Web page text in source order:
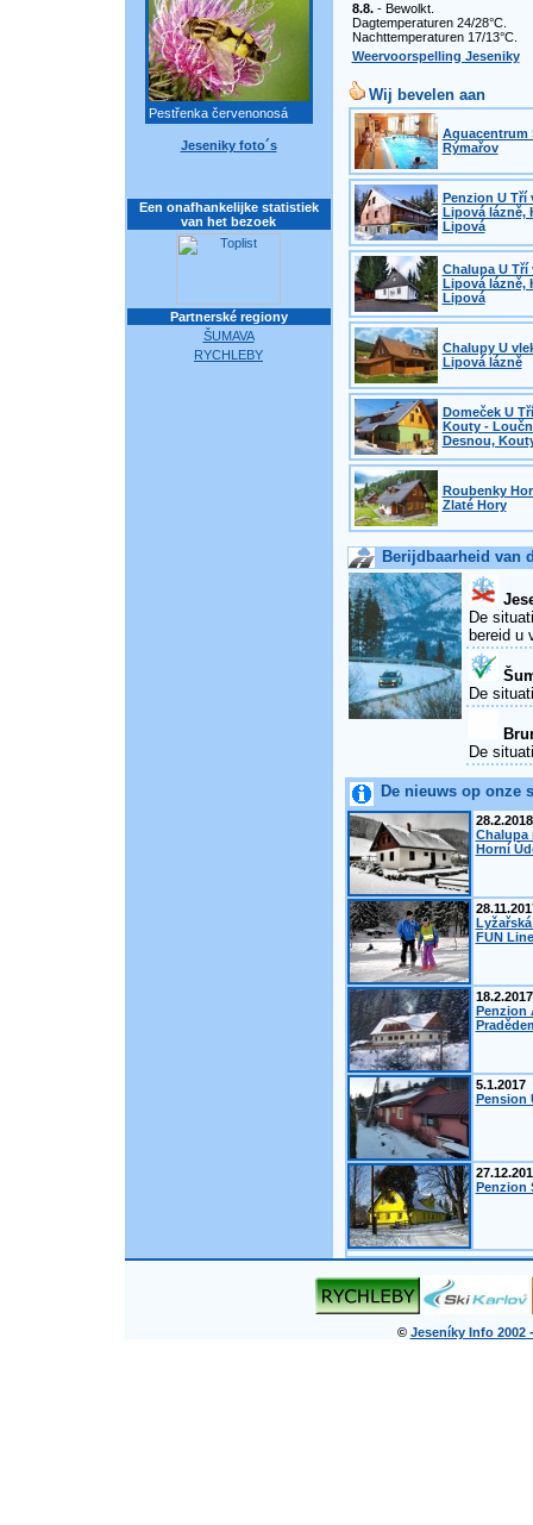
Pestřenka červenonosá
Jeseniky foto´s
Een onafhankelijke statistiek
van het bezoek
Partnerské regiony
ŠUMAVA
RYCHLEBY
8.8.- Bewolkt.
Dagtemperaturen 24/28°C.
Nachttemperaturen 17/13°C.
Weervoorspelling Jeseniky
Wij bevelen aan
Aquacentrum
Rýmařov
Penzion U Tří
Lipová lázně,
Lipová
Chalupa U Tří
Lipová lázně,
Lipová
Chalupy U
Lipová lázně
Domeček U
Kouty -
Desnou,
Roubenky
Zlaté Hory
Berijdbaarheid van
De
bereid u
De
De
De nieuws op onze
28.2.2018
Chalupa
Horní
FUN
18.2.2017
Penzion
5.1.2017
Pension
Penzion
© Jeseníky Info 2002